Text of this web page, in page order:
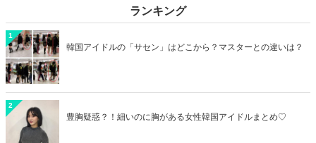
ランキング
1
韓国アイドルの「サセン」はどこから？マスターとの違いは？
2
豊胸疑惑？！細いのに胸がある女性韓国アイドルまとめ♡